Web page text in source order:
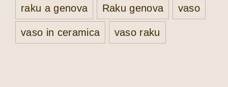
raku a genova Raku genova vaso
vaso in ceramica vaso raku